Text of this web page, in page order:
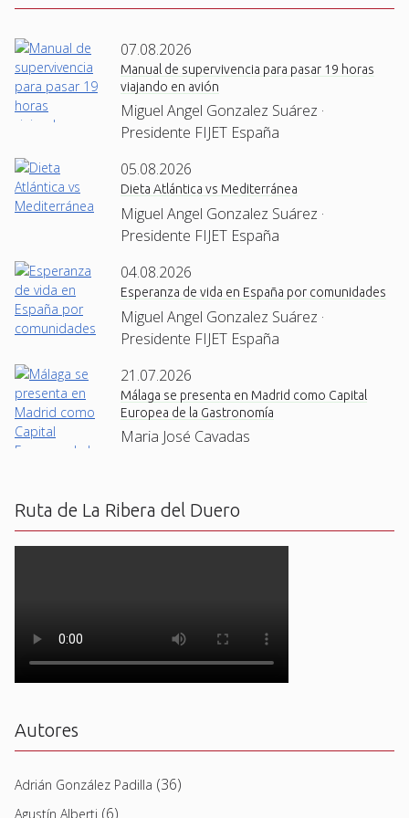
07.08.2026
Manual de supervivencia para pasar 19 horas
viajando en avión
Miguel Angel Gonzalez Suárez ·
Presidente FIJET España
05.08.2026
Dieta Atlántica vs Mediterránea
Miguel Angel Gonzalez Suárez ·
Presidente FIJET España
04.08.2026
Esperanza de vida en España por comunidades
Miguel Angel Gonzalez Suárez ·
Presidente FIJET España
21.07.2026
Málaga se presenta en Madrid como Capital
Europea de la Gastronomía
Maria José Cavadas
Ruta de La Ribera del Duero
Autores
Adrián González Padilla (36)
Agustín Alberti (6)